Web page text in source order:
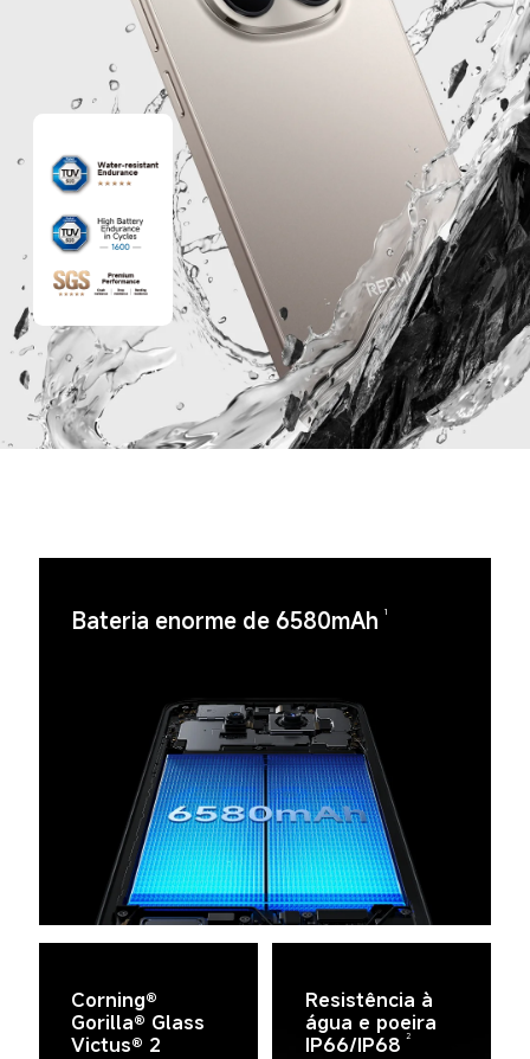
Bateria enorme de 6580mAh 1
Corning®
Gorilla® Glass
Victus® 2
Resistência à
água e poeira
IP66/IP68 2